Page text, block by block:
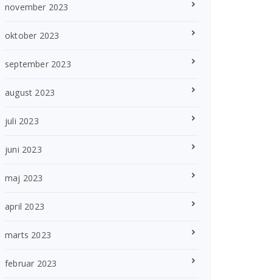
november 2023
oktober 2023
september 2023
august 2023
juli 2023
juni 2023
maj 2023
april 2023
marts 2023
februar 2023